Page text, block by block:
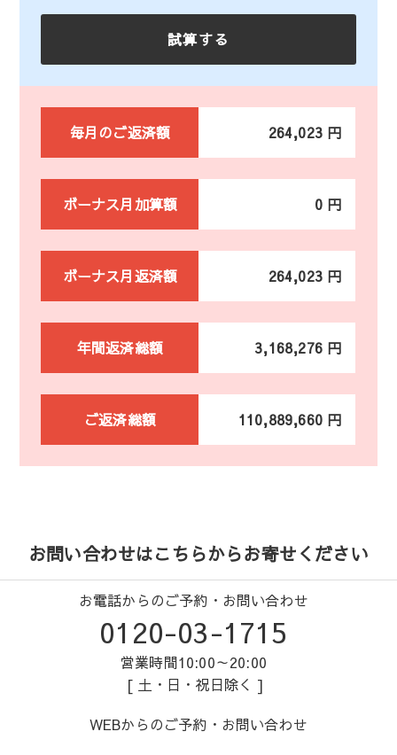
毎月のご返済額 264,023 円
ボーナス月加算額 0 円
ボーナス月返済額 264,023 円
年間返済総額 3,168,276 円
ご返済総額 110,889,660 円
お問い合わせはこちらからお寄せください
お電話からのご予約・お問い合わせ
0120-03-1715
営業時間10:00～20:00
[ 土・日・祝日除く ]
WEBからのご予約・お問い合わせ